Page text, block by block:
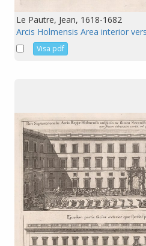
Le Pautre, Jean, 1618-1682
Arcis Holmensis Area interior
Visa pdf